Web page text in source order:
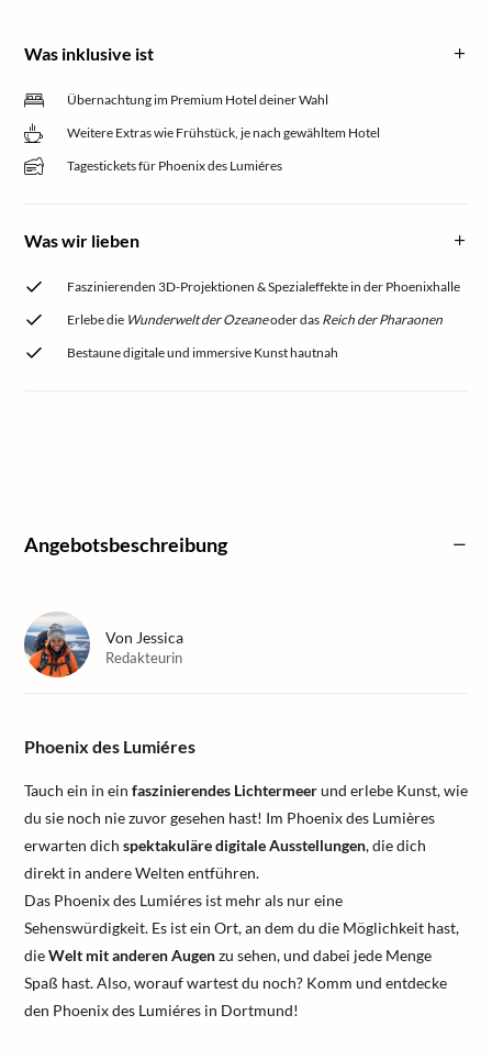
Was inklusive ist
Übernachtung im Premium Hotel deiner Wahl
Weitere Extras wie Frühstück, je nach gewähltem Hotel
Tagestickets für Phoenix des Lumiéres
Was wir lieben
Faszinierenden 3D-Projektionen & Spezialeffekte in der Phoenixhalle
Erlebe die Wunderwelt der Ozeaneoder das Reich der Pharaonen
Bestaune digitale und immersive Kunst hautnah
Angebotsbeschreibung
Phoenix des Lumiéres
Tauch ein in ein faszinierendes Lichtermeerund erlebe Kunst, wie
du sie noch nie zuvor gesehen hast! Im Phoenix des Lumières
erwarten dich spektakuläre digitale Ausstellungen, die dich
direkt in andere Welten entführen.
Das Phoenix des Lumiéres ist mehr als nur eine
Sehenswürdigkeit. Es ist ein Ort, an dem du die Möglichkeit hast,
dieWelt mit anderen Augenzu sehen, und dabei jede Menge
Spaß hast. Also, worauf wartest du noch? Komm und entdecke
den Phoenix des Lumiéres in Dortmund!
Von Jessica
Redakteurin